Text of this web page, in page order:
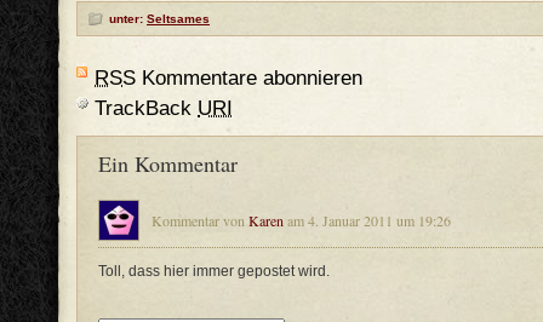
unter: Seltsames
RSS Kommentare abonnieren
TrackBack URI
Ein Kommentar
Kommentar von Karen am 4. Januar 2011 um 19:26
Toll, dass hier immer gepostet wird.